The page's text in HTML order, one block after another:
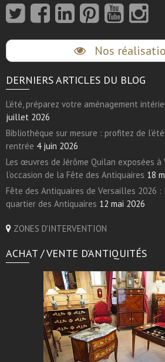
Nos
DERNIERS ARTICLES DU BLOG
L’été, préparez votre aménagement
juillet 2026
Bibliothèque sur mesure : profitez de
rentrée 4 juin 2026
Les œuvres de Jérôme Quilan exposées à
l’occasion de la Fête des Antiquaires 18
Fête des Antiquaires de Versailles 2026
quartier des Antiquaires 12 mai 2026
ZONES D'INTERVENTION
ACHAT / VENTE D’ANTIQUITÉS